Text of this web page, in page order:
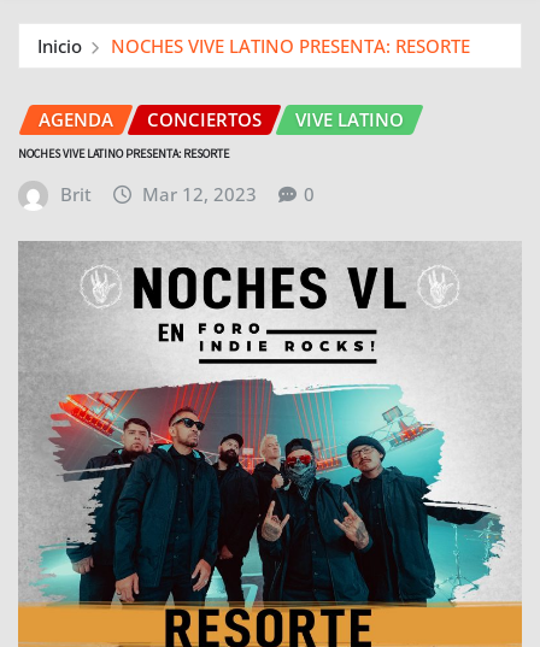
Inicio NOCHES VIVE LATINO PRESENTA: RESORTE
AGENDA CONCIERTOS VIVE LATINO
NOCHES VIVE LATINO PRESENTA: RESORTE
Brit Mar 12, 2023 0